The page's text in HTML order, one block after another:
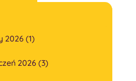
2026 (1)
2026 (3)